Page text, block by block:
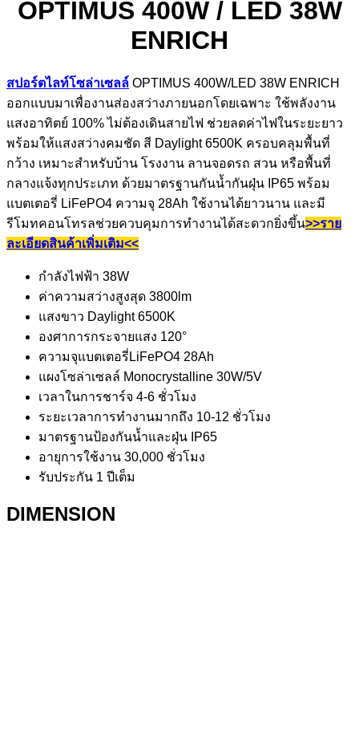
OPTIMUS 400W / LED 38W
ENRICH
สปอร์ตไลท์โซล่าเซลล์ OPTIMUS 400W/LED 38W ENRICH
ออกแบบมาเพื่องานส่องสว่างภายนอกโดยเฉพาะ ใช้พลังงาน
แสงอาทิตย์ 100% ไม่ต้องเดินสายไฟ ช่วยลดค่าไฟในระยะยาว
พร้อมให้แสงสว่างคมชัด สี Daylight 6500K ครอบคลุมพื้นที่
กว้าง เหมาะสำหรับบ้าน โรงงาน ลานจอดรถ สวน หรือพื้นที่
กลางแจ้งทุกประเภท ด้วยมาตรฐานกันน้ำกันฝุ่น IP65 พร้อม
แบตเตอรี่ LiFePO4 ความจุ 28Ah ใช้งานได้ยาวนาน และมี
รีโมทคอนโทรลช่วยควบคุมการทำงานได้สะดวกยิ่งขึ้น>>ราย
ละเอียดสินค้าเพิ่มเติม<<
กำลังไฟฟ้า 38W
ค่าความสว่างสูงสุด 3800lm
แสงขาว Daylight 6500K
องศาการกระจายแสง 120°
ความจุแบตเตอรี่LiFePO4 28Ah
แผงโซล่าเซลล์ Monocrystalline 30W/5V
เวลาในการชาร์จ 4-6 ชั่วโมง
ระยะเวลาการทำงานมากถึง 10-12 ชั่วโมง
มาตรฐานป้องกันน้ำและฝุ่น IP65
อายุการใช้งาน 30,000 ชั่วโมง
รับประกัน 1 ปีเต็ม
DIMENSION